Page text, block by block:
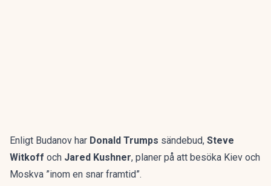
Enligt Budanov har Donald Trumps sändebud, Steve
Witkoff och Jared Kushner, planer på att besöka Kiev och
Moskva ”inom en snar framtid”.